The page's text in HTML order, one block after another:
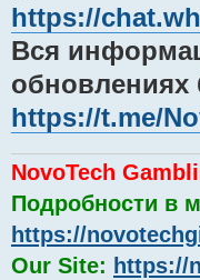
https://
Вся
обновлениях
https://t.me/
NovoTech
Подробности в
https://
Our Site: https://